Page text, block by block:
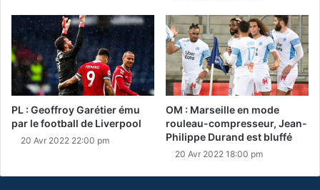
PL : Geoffroy Garétier ému
par le football de Liverpool
20 Avr 2022 22:00 pm
OM : Marseille en mode
rouleau-compresseur, Jean-
Philippe Durand est bluffé
20 Avr 2022 18:00 pm